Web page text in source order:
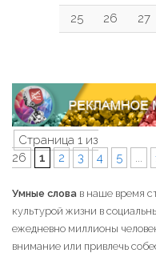
25
26 27
Страница 1 из
26
1 2 3 4 5 ...
Умные слова в наше время
культурой жизни в
ежедневно миллионы
внимание или привлечь